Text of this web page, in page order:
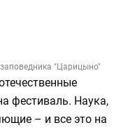
"Царицыно"
фестиваль. Наука,
– и все это на